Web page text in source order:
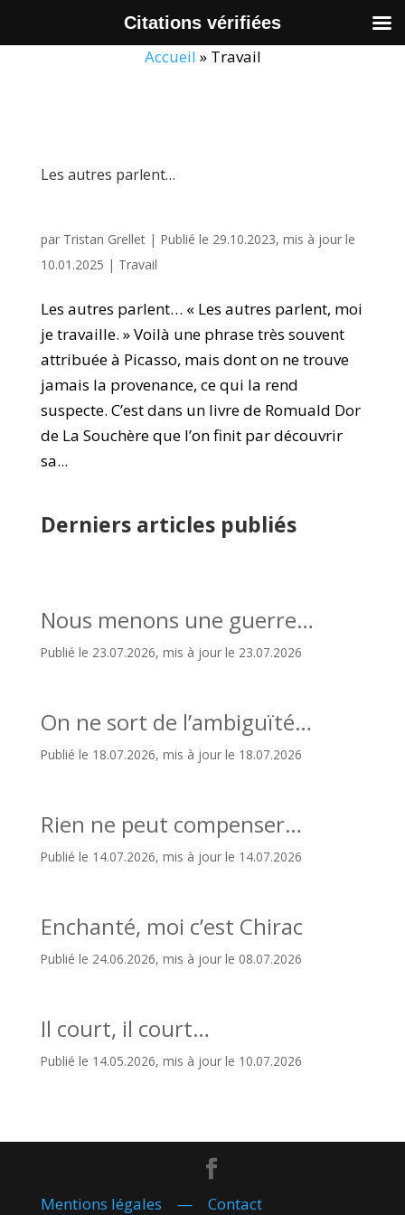
Accueil » Travail
Les autres parlent…
par Tristan Grellet| Publié le 29.10.2023, mis à jour le
10.01.2025 | Travail
Les autres parlent… « Les autres parlent, moi
je travaille. » Voilà une phrase très souvent
attribuée à Picasso, mais dont on ne trouve
jamais la provenance, ce qui la rend
suspecte. C’est dans un livre de Romuald Dor
de La Souchère que l’on finit par découvrir
sa...
Derniers articles publiés
Nous menons une guerre…
Publié le 23.07.2026, mis à jour le 23.07.2026
On ne sort de l’ambiguïté…
Publié le 18.07.2026, mis à jour le 18.07.2026
Rien ne peut compenser…
Publié le 14.07.2026, mis à jour le 14.07.2026
Enchanté, moi c’est Chirac
Publié le 24.06.2026, mis à jour le 08.07.2026
Il court, il court…
Publié le 14.05.2026, mis à jour le 10.07.2026
Mentions légales — Contact
Citations vérifiées